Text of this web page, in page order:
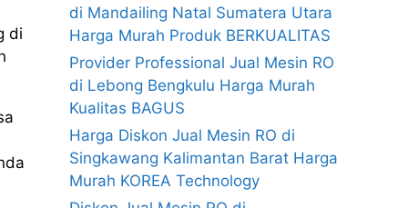
di
di Mandailing Natal Sumatera Utara
Harga Murah Produk BERKUALITAS
Provider Professional Jual Mesin RO
di Lebong Bengkulu Harga Murah
Kualitas BAGUS
Harga Diskon Jual Mesin RO di
Singkawang Kalimantan Barat Harga
Murah KOREA Technology